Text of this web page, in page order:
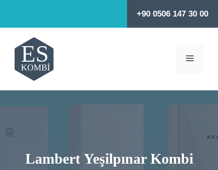
+90 0506 147 30 00
MENÜ
Lambert Yeşilpınar Kombi